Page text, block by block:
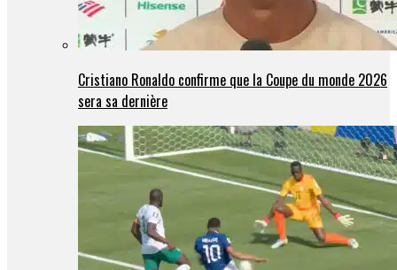
Cristiano Ronaldo confirme que la Coupe du monde 2026
sera sa dernière